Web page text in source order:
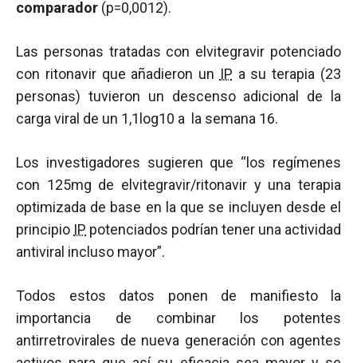
comparador (p=0,0012).
Las personas tratadas con elvitegravir potenciado
con ritonavir que añadieron un IP a su terapia (23
personas) tuvieron un descenso adicional de la
carga viral de un 1,1log10 a la semana 16.
Los investigadores sugieren que “los regímenes
con 125mg de elvitegravir/ritonavir y una terapia
optimizada de base en la que se incluyen desde el
principio IP potenciados podrían tener una actividad
antiviral incluso mayor”.
Todos estos datos ponen de manifiesto la
importancia de combinar los potentes
antirretrovirales de nueva generación con agentes